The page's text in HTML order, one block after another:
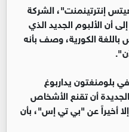
إنترتينمنت"، الشركة
أن الألبوم الجديد الذي
الكورية، وصف بأنه
بلومنغتون يداربوغ
أن تقنع الأشخاص
أخيراً عن "بي تي إس"، بأن